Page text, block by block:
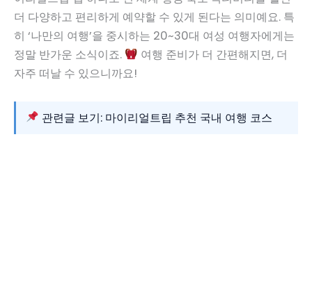
더 다양하고 편리하게 예약할 수 있게 된다는 의미예요. 특
히 ‘나만의 여행’을 중시하는 20~30대 여성 여행자에게는
정말 반가운 소식이죠.
여행 준비가 더 간편해지면, 더
자주 떠날 수 있으니까요!
관련글 보기: 마이리얼트립 추천 국내 여행 코스